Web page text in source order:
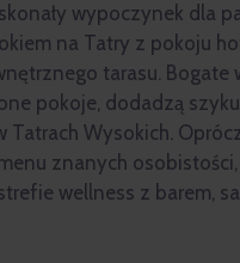
wypoczynek dla
na Tatry z pokoju
tarasu. Bogate
pokoje, dodadzą
Tatrach Wysokich.
znanych
wellness z barem,